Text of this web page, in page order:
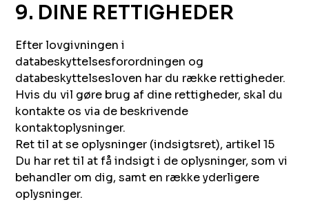
9. DINE RETTIGHEDER
Efter lovgivningen i
databeskyttelsesforordningen og
databeskyttelsesloven har du række rettigheder.
Hvis du vil gøre brug af dine rettigheder, skal du
kontakte os via de beskrivende
kontaktoplysninger.
Ret til at se oplysninger (indsigtsret), artikel 15
Du har ret til at få indsigt i de oplysninger, som vi
behandler om dig, samt en række yderligere
oplysninger.